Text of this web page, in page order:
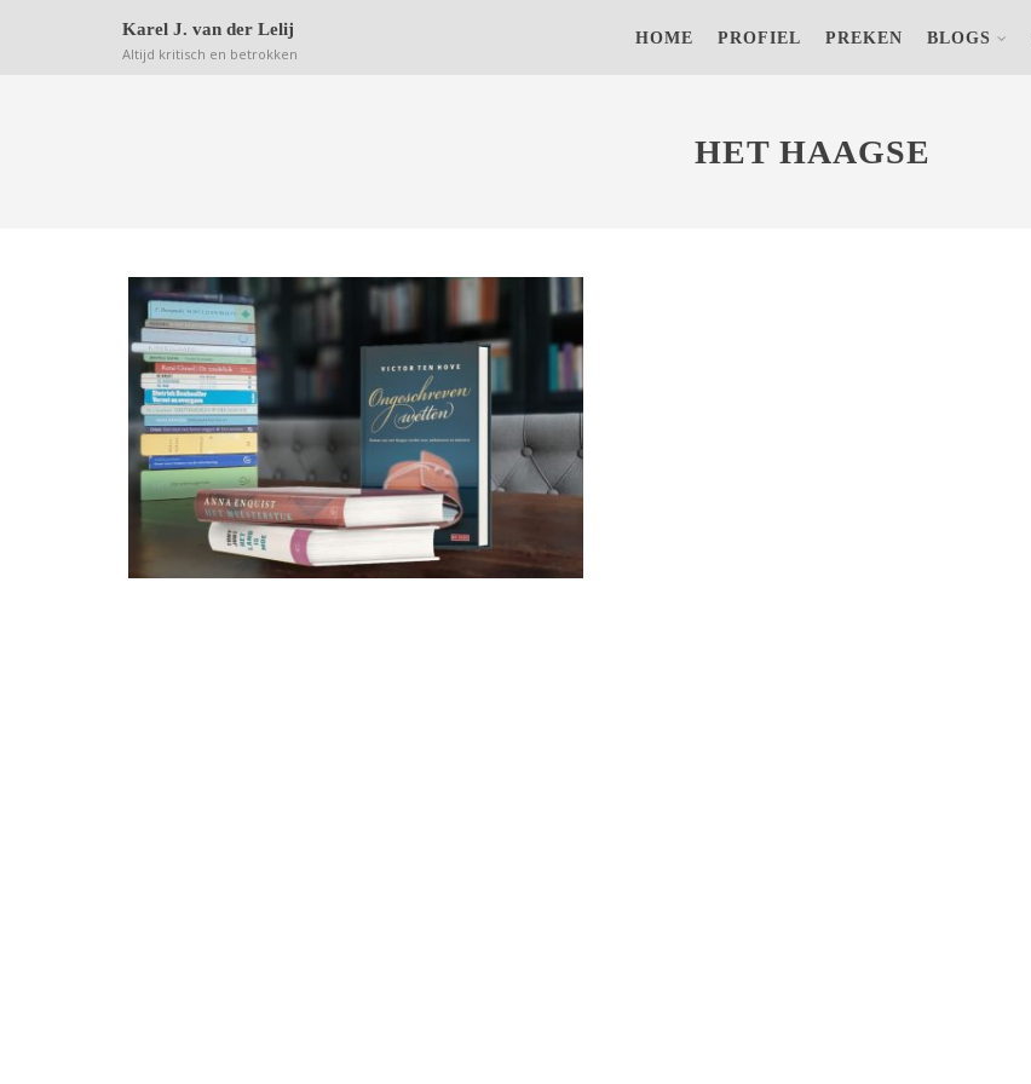
Karel J. van der Lelij
Altijd kritisch en betrokken
HOME PROFIEL PREKEN BLOGS
HET HAAGSE
ZE KNOEIEN MAAR WAT AAN IN